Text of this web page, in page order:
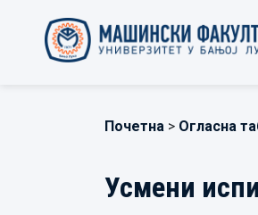
Почетна > Огласна
Усмени